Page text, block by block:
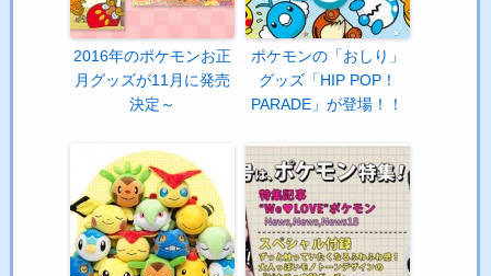
2016年のポケモンお正
月グッズが11月に発売
決定～
ポケモンの「おしり」
グッズ「HIP POP！
PARADE」が登場！！